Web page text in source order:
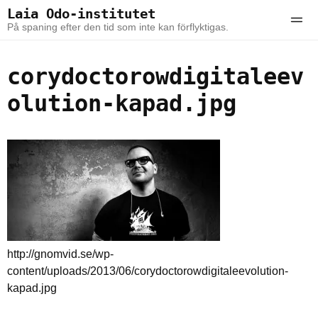
Skip to the content
Skip to the main menu
Laia Odo-institutet
På spaning efter den tid som inte kan förflyktigas.
corydoctorowdigitaleev
olution-kapad.jpg
http://gnomvid.se/wp-
content/uploads/2013/06/corydoctorowdigitaleevolution-
kapad.jpg